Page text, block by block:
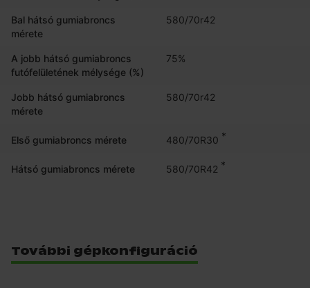
Bal hátsó gumiabroncs
mérete
580/70r42
A jobb hátsó gumiabroncs
futófelületének mélysége (%)
75%
Jobb hátsó gumiabroncs
mérete
580/70r42
Első gumiabroncs mérete 480/70R30 *
Hátsó gumiabroncs mérete 580/70R42 *
További gépkonfiguráció